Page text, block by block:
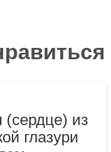
(сердце) из
глазури